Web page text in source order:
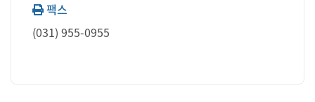
팩스
(031) 955-0955